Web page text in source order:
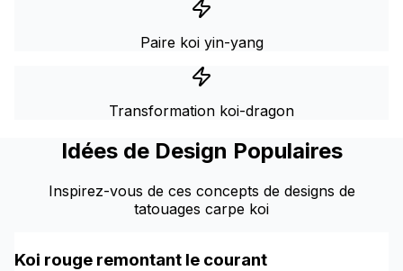
Paire koi yin-yang
Transformation koi-dragon
Idées de Design Populaires
Inspirez-vous de ces concepts de designs de
tatouages carpe koi
Koi rouge remontant le courant